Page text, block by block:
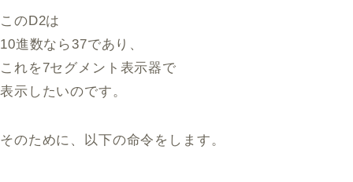
このD2は
10進数なら37であり、
これを7セグメント表示器で
表示したいのです。
そのために、以下の命令をします。